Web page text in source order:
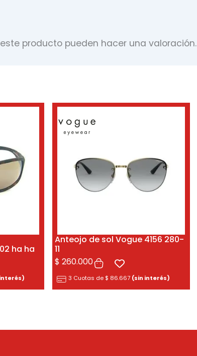
producto pueden hacer una valoración.
ha ha
Anteojo de sol Vogue 4156 280-
11
$ 260.000
3 Cuotas de $ 86.667 (sin interés)